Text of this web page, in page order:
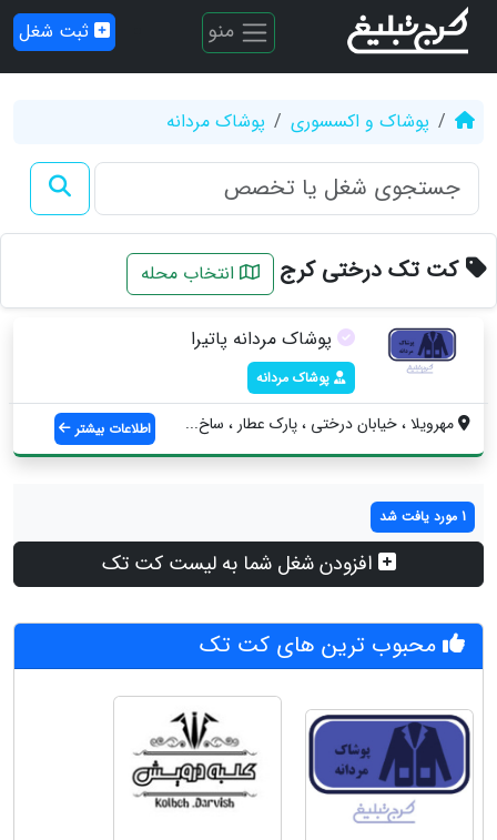
منو ثبت شغل
پوشاک و اکسسوری پوشاک مردانه
کت تک درختی کرج انتخاب محله
پوشاک مردانه پاتیرا
پوشاک مردانه
مهرویلا ، خیابان درختی ، پارک عطار ، ساخ... اطلاعات بیشتر
1 مورد یافت شد
افزودن شغل شما به لیست کت تک
محبوب ترین های کت تک